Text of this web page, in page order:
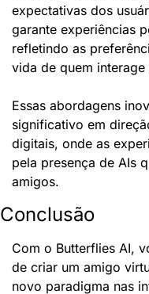
expectativas dos
garante experiências
refletindo as
vida de quem interage
Essas abordagens
significativo em
digitais, onde as
pela presença de AIs
amigos.
Conclusão
Com o Butterflies AI,
de criar um amigo
novo paradigma nas